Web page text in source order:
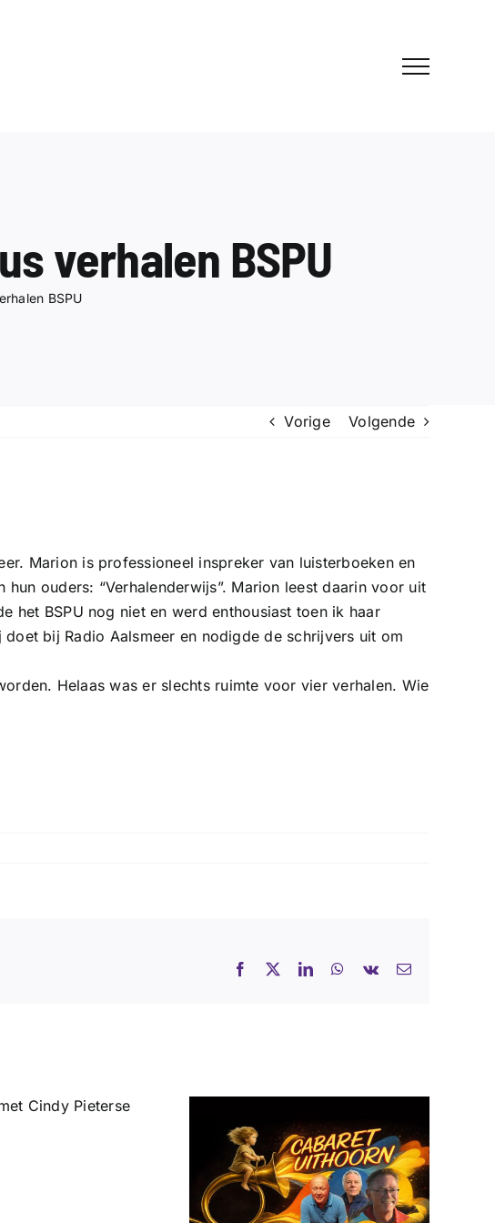
verhalen BSPU
BSPU
Vorige Volgende
Marion is professioneel inspreker van luisterboeken en
ouders: “Verhalenderwijs”. Marion leest daarin voor uit
het BSPU nog niet en werd enthousiast toen ik haar
bij Radio Aalsmeer en nodigde de schrijvers uit om
Helaas was er slechts ruimte voor vier verhalen. Wie
Facebook LinkedInWhatsApp
Vk
E-
De Drie Dichters in
Cultuur Café